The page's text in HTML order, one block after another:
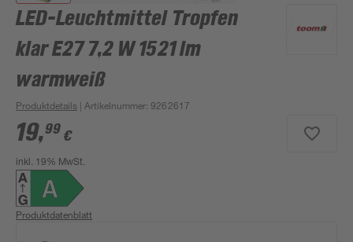
LED-Leuchtmittel Tropfen
klar E27 7,2 W 1521 lm
warmweiß
Produktdetails | Artikelnummer:9262617
19,99 €
inkl. 19% MwSt.
Produktdatenblatt